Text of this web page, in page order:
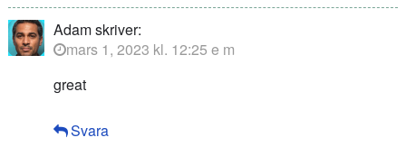
Adamskriver:
mars 1, 2023 kl. 12:25 e m
great
Svara